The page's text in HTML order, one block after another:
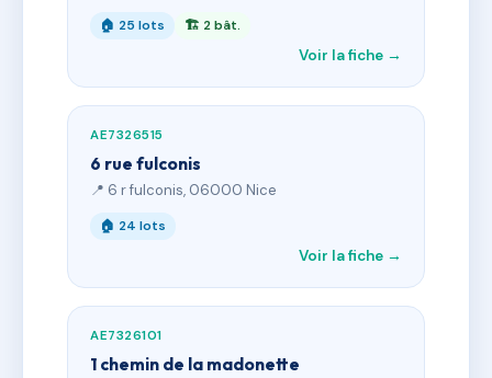
🏠 25 lots 🏗 2 bât.
Voir la fiche →
AE7326515
6 rue fulconis
📍 6 r fulconis, 06000 Nice
🏠 24 lots
Voir la fiche →
AE7326101
1 chemin de la madonette